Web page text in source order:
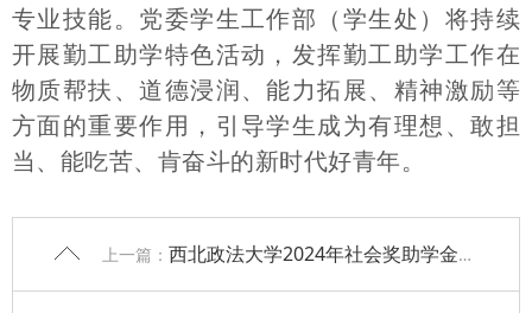
专业技能。党委学生工作部（学生处）将持续
开展勤工助学特色活动，发挥勤工助学工作在
物质帮扶、道德浸润、能力拓展、精神激励等
方面的重要作用，引导学生成为有理想、敢担
当、能吃苦、肯奋斗的新时代好青年。
上一篇： 西北政法大学2024年社会奖助学金公示名单